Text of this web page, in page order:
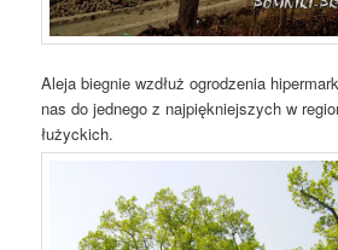
Aleja biegnie wzdłuż ogrodzenia
nas do jednego z najpiękniejszych w
łużyckich.